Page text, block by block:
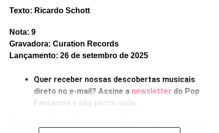
Fantasma funcionando todo dia.
E se ainda não assinou, dá tempo:
newslettere receba nossos posts direto no e-
mail.
Texto: Ricardo Schott
Nota: 9
Gravadora: Curation Records
Lançamento: 26 de setembro de 2025
Quer receber nossas descobertas musicais
direto no e-mail? Assine a newsletter do Pop
Fantasma e não perca nada.